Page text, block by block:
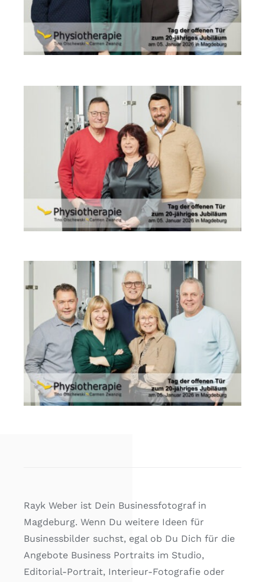
Rayk Weber ist Dein Businessfotograf in
Magdeburg. Wenn Du weitere Ideen für
Businessbilder suchst, egal ob Du Dich für die
Angebote Business Portraits im Studio,
Editorial-Portrait, Interieur-Fotografie oder